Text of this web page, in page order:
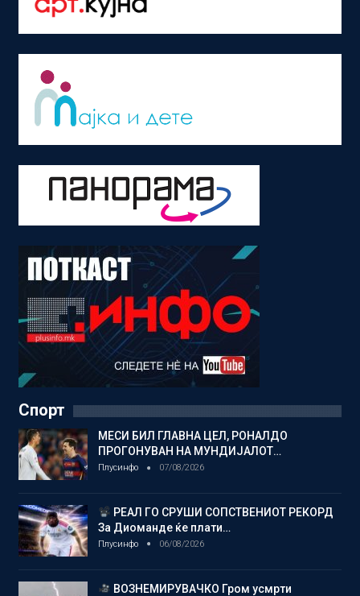
Спорт
МЕСИ БИЛ ГЛАВНА ЦЕЛ, РОНАЛДО
ПРОГОНУВАН НА МУНДИЈАЛОТ…
Плусинфо 07/08/2026
РЕАЛ ГО СРУШИ СОПСТВЕНИОТ РЕКОРД
За Диоманде ќе плати…
Плусинфо 06/08/2026
ВОЗНЕМИРУВАЧКО Гром усмрти